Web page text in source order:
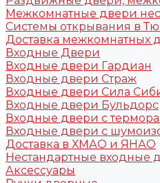
Межкомнатные двери
Системы открывания в
Доставка
Входные Двери
Входные двери Гардиан
Входные двери Страж
Входные двери Сила
Входные двери Бульдорс
Входные двери с
Входные двери с
Доставка в ХМАО и ЯНАО
Нестандартные входные
Аксессуары